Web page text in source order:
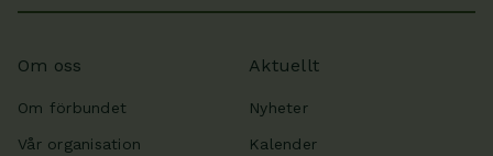
Om oss
Om förbundet
Vår organisation
Aktuellt
Nyheter
Kalender